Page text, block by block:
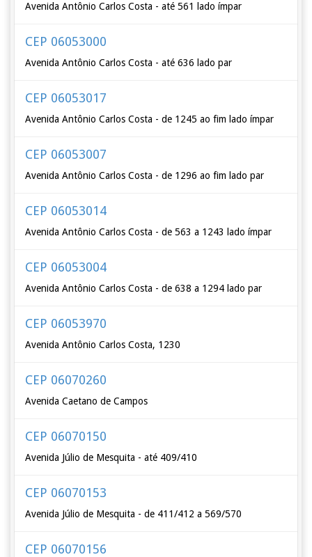
Avenida Antônio Carlos Costa - até 561 lado ímpar
CEP 06053000
Avenida Antônio Carlos Costa - até 636 lado par
CEP 06053017
Avenida Antônio Carlos Costa - de 1245 ao fim lado ímpar
CEP 06053007
Avenida Antônio Carlos Costa - de 1296 ao fim lado par
CEP 06053014
Avenida Antônio Carlos Costa - de 563 a 1243 lado ímpar
CEP 06053004
Avenida Antônio Carlos Costa - de 638 a 1294 lado par
CEP 06053970
Avenida Antônio Carlos Costa, 1230
CEP 06070260
Avenida Caetano de Campos
CEP 06070150
Avenida Júlio de Mesquita - até 409/410
CEP 06070153
Avenida Júlio de Mesquita - de 411/412 a 569/570
CEP 06070156